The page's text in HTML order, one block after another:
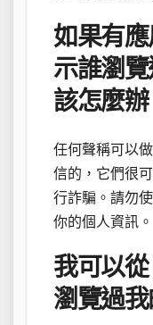
如果有
示誰瀏
該怎麼辦
任何聲稱可以
信的，它們很
行詐騙。請勿
你的個人資訊。
我可以
瀏覽過